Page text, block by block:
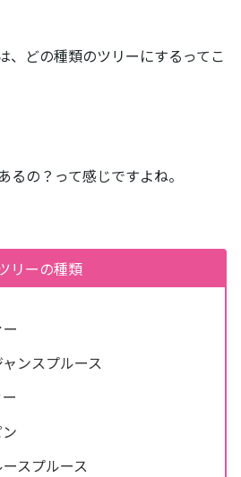
、どの種類のツリーにするってこ
るの？って感じですよね。
リーの種類
ンスプルース
スプルース